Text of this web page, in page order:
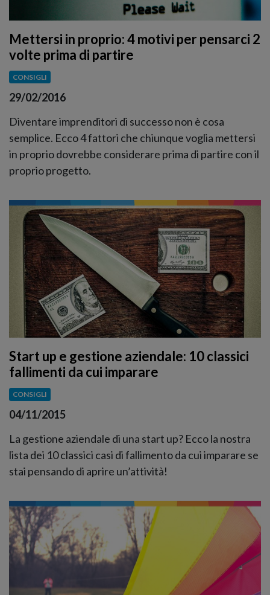
Mettersi in proprio: 4 motivi per pensarci 2
volte prima di partire
CONSIGLI
29/02/2016
Diventare imprenditori di successo non è cosa
semplice. Ecco 4 fattori che chiunque voglia mettersi
in proprio dovrebbe considerare prima di partire con il
proprio progetto.
Start up e gestione aziendale: 10 classici
fallimenti da cui imparare
CONSIGLI
04/11/2015
La gestione aziendale di una start up? Ecco la nostra
lista dei 10 classici casi di fallimento da cui imparare se
stai pensando di aprire un’attività!